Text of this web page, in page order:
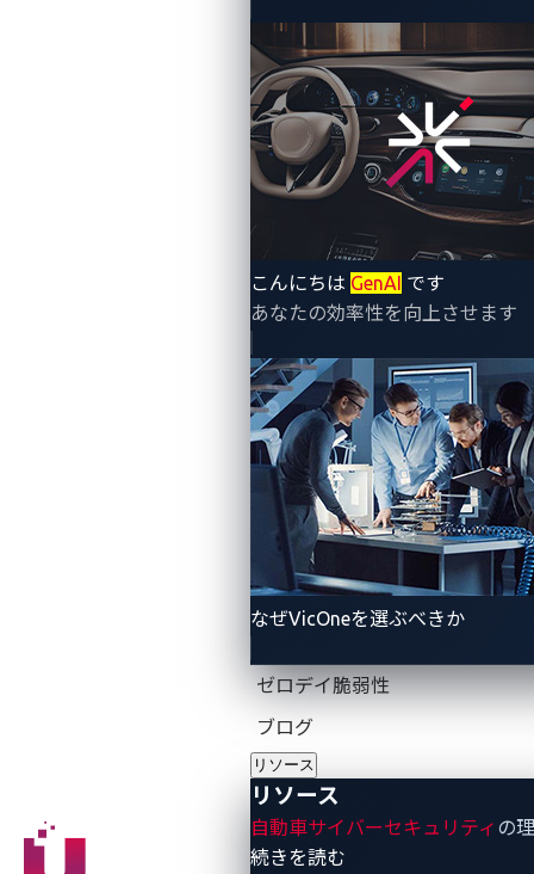
こんにちは GenAI です
あなたの効率性を向上させます
なぜVicOneを選ぶべきか
ゼロデイ脆弱性
ブログ
リソース
リソース
自動車サイバーセキュリティ の
続きを読む